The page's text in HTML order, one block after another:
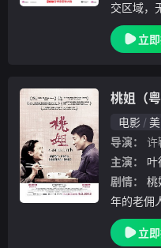
交区域，
抽烟。无
都只是一
立
桃姐（粤
电影
导演：
许
主演：
叶
剧情：
年的老佣
饰）抚养
岁了仍然
立